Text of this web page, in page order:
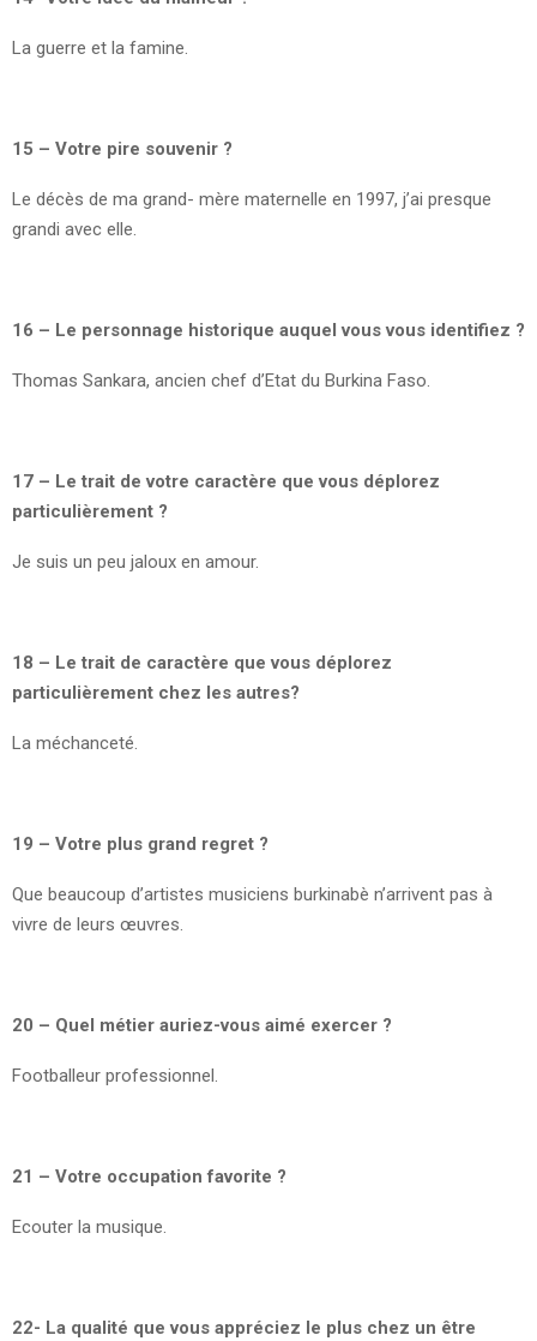
La guerre et la famine.
15 – Votre pire souvenir ?
Le décès de ma grand- mère maternelle en 1997, j’ai presque
grandi avec elle.
16 – Le personnage historique auquel vous vous identifiez ?
Thomas Sankara, ancien chef d’Etat du Burkina Faso.
17 – Le trait de votre caractère que vous déplorez
particulièrement ?
Je suis un peu jaloux en amour.
18 – Le trait de caractère que vous déplorez
particulièrement chez les autres?
La méchanceté.
19 – Votre plus grand regret ?
Que beaucoup d’artistes musiciens burkinabè n’arrivent pas à
vivre de leurs œuvres.
20 – Quel métier auriez-vous aimé exercer ?
Footballeur professionnel.
21 – Votre occupation favorite ?
Ecouter la musique.
22- La qualité que vous appréciez le plus chez un être